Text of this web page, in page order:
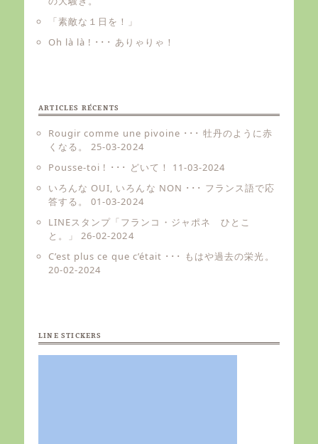
「素敵な１日を！」
Oh là là ! ･･･ ありゃりゃ！
ARTICLES RÉCENTS
Rougir comme une pivoine ･･･ 牡丹のように赤
くなる。
25-03-2024
Pousse-toi ! ･･･ どいて！
11-03-2024
いろんな OUI, いろんな NON ･･･ フランス語で応
答する。
01-03-2024
LINEスタンプ「フランコ・ジャポネ ひとこ
と。」
26-02-2024
C’est plus ce que c’était ･･･ もはや過去の栄光。
20-02-2024
LINE STICKERS